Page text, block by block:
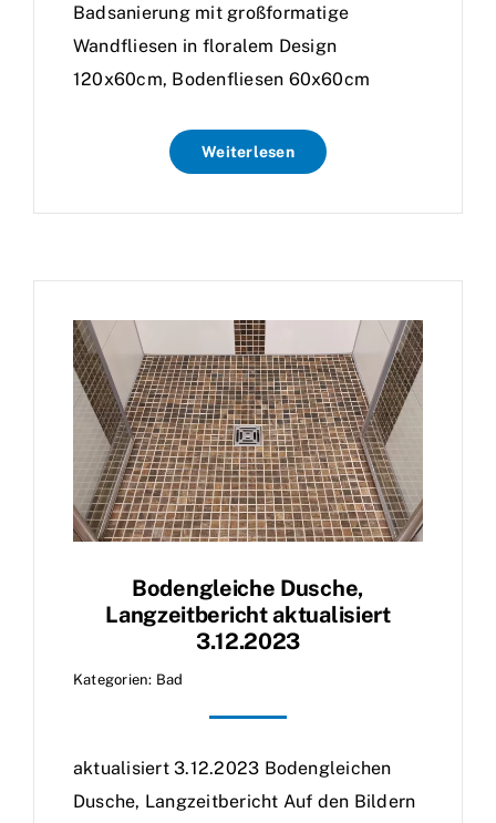
Badsanierung mit großformatige
Wandfliesen in floralem Design
120x60cm, Bodenfliesen 60x60cm
Weiterlesen
Bodengleiche Dusche,
Langzeitbericht aktualisiert
3.12.2023
Kategorien: Bad
aktualisiert 3.12.2023 Bodengleichen
Dusche, Langzeitbericht Auf den Bildern